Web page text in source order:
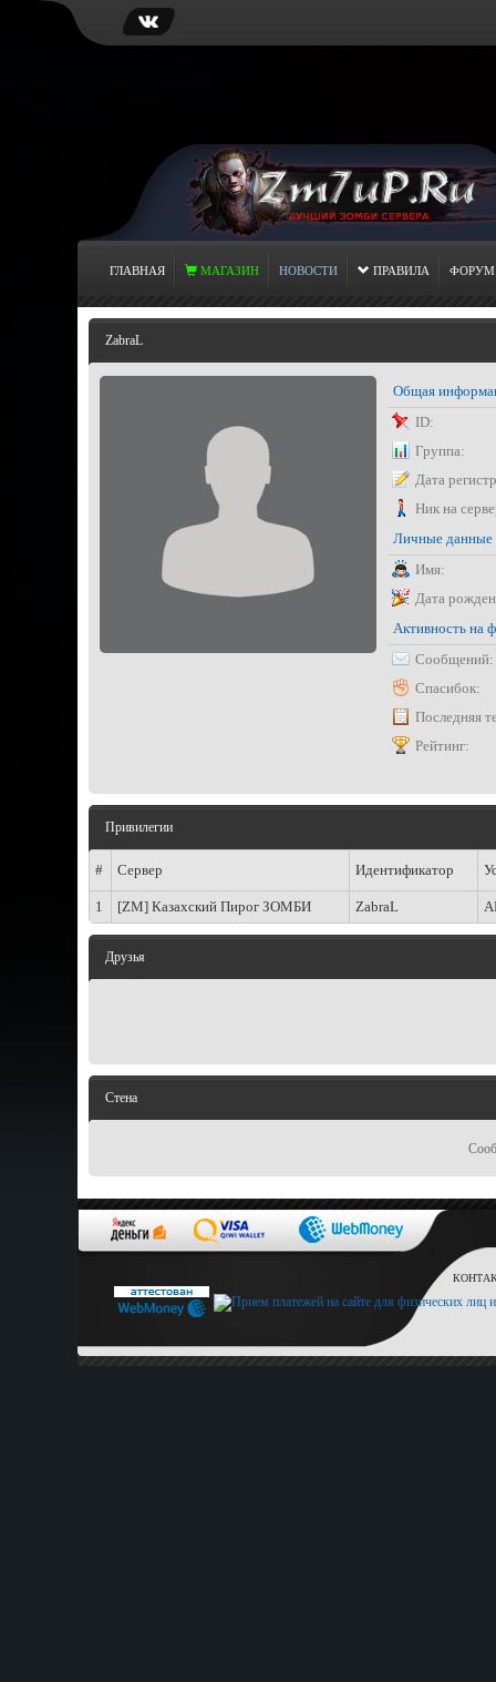
ГЛАВНАЯ МАГАЗИН НОВОСТИ ПРАВИЛА ФОРУМ
ZabraL
Общая
ID:
Группа:
Дата
Ник на
Личные данные
Имя:
Дата
Активность на
Сообщений:
Спасибок:
Последняя
Рейтинг:
Привилегии
# Сервер Идентификатор
1 [ZM] Казахский Пирог ЗОМБИ ZabraL
Друзья
Стена